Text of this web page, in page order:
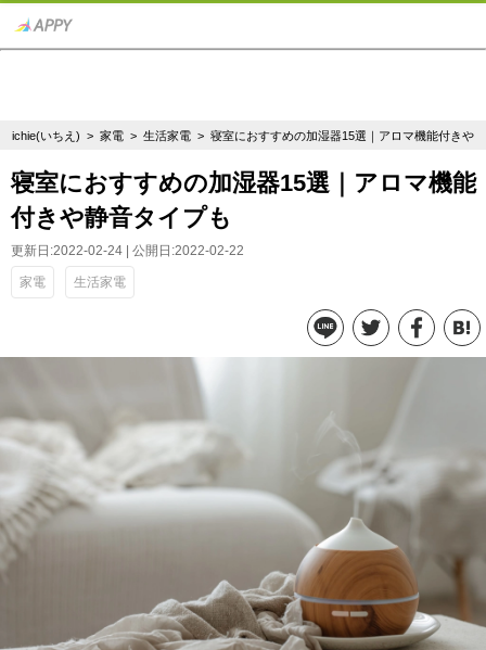
ichie(いちえ) >家電 >生活家電 > 寝室におすすめの加湿器15選｜アロマ機能付きや
寝室におすすめの加湿器15選｜アロマ機能
付きや静音タイプも
更新日:2022-02-24 | 公開日:2022-02-22
家電 生活家電